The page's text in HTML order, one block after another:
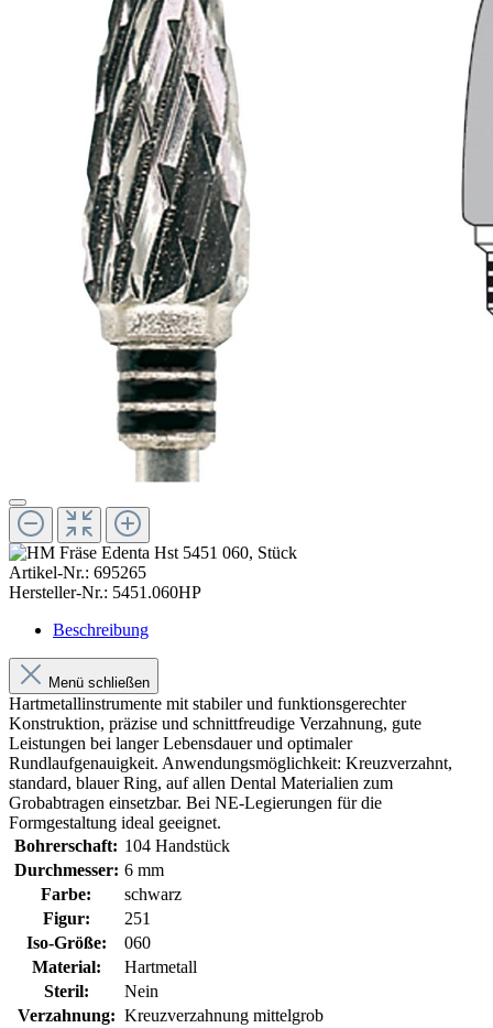
Artikel-Nr.: 695265
Hersteller-Nr.: 5451.060HP
Beschreibung
Menü schließen
Hartmetallinstrumente mit stabiler und funktionsgerechter
Konstruktion, präzise und schnittfreudige Verzahnung, gute
Leistungen bei langer Lebensdauer und optimaler
Rundlaufgenauigkeit. Anwendungsmöglichkeit: Kreuzverzahnt,
standard, blauer Ring, auf allen Dental Materialien zum
Grobabtragen einsetzbar. Bei NE-Legierungen für die
Formgestaltung ideal geeignet.
Bohrerschaft: 104 Handstück
Durchmesser: 6 mm
Farbe:
schwarz
Figur:
251
Iso-Größe:
060
Material:
Hartmetall
Steril:
Nein
Verzahnung: Kreuzverzahnung mittelgrob